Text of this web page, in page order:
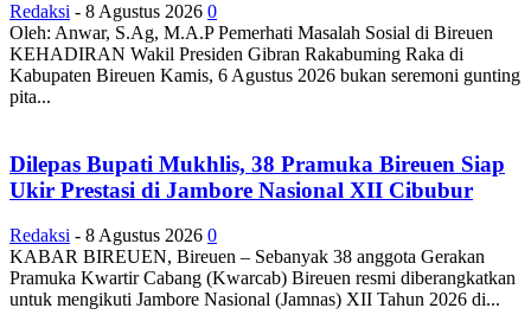
Redaksi - 8 Agustus 2026 0
Oleh: Anwar, S.Ag, M.A.P Pemerhati Masalah Sosial di Bireuen
KEHADIRAN Wakil Presiden Gibran Rakabuming Raka di
Kabupaten Bireuen Kamis, 6 Agustus 2026 bukan seremoni gunting
pita...
Dilepas Bupati Mukhlis, 38 Pramuka Bireuen Siap
Ukir Prestasi di Jambore Nasional XII Cibubur
Redaksi - 8 Agustus 2026 0
KABAR BIREUEN, Bireuen – Sebanyak 38 anggota Gerakan
Pramuka Kwartir Cabang (Kwarcab) Bireuen resmi diberangkatkan
untuk mengikuti Jambore Nasional (Jamnas) XII Tahun 2026 di...